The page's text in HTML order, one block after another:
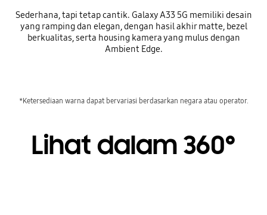
Sederhana, tapi tetap cantik. Galaxy A33 5G memiliki desain
yang ramping dan elegan, dengan hasil akhir matte, bezel
berkualitas, serta housing kamera yang mulus dengan
Ambient Edge.
*Ketersediaan warna dapat bervariasi berdasarkan negara atau operator.
Lihat dalam 360°